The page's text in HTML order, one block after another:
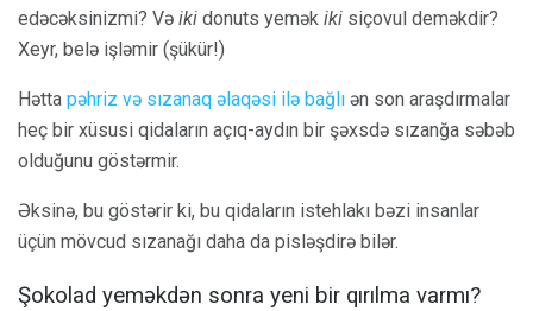
edəcəksinizmi? Və iki donuts yemək iki siçovul deməkdir?
Xeyr, belə işləmir (şükür!)
Hətta pəhriz və sızanaq əlaqəsi ilə bağlı ən son araşdırmalar
heç bir xüsusi qidaların açıq-aydın bir şəxsdə sızanğa səbəb
olduğunu göstərmir.
Əksinə, bu göstərir ki, bu qidaların istehlakı bəzi insanlar
üçün mövcud sızanağı daha da pisləşdirə bilər.
Şokolad yeməkdən sonra yeni bir qırılma varmı?